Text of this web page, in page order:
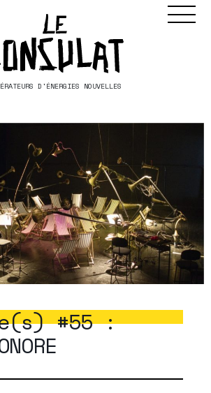
D'ÉNERGIES NOUVELLES
#55 :